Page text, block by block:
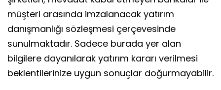
müşteri arasında imzalanacak yatırım
danışmanlığı sözleşmesi çerçevesinde
sunulmaktadır. Sadece burada yer alan
bilgilere dayanılarak yatırım kararı verilmesi
beklentilerinize uygun sonuçlar doğurmayabilir.